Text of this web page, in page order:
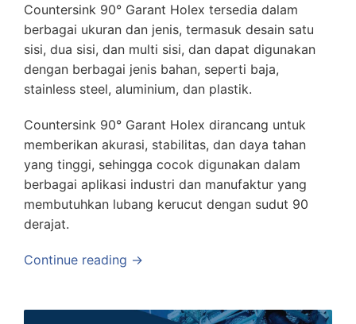
Countersink 90° Garant Holex tersedia dalam
berbagai ukuran dan jenis, termasuk desain satu
sisi, dua sisi, dan multi sisi, dan dapat digunakan
dengan berbagai jenis bahan, seperti baja,
stainless steel, aluminium, dan plastik.
Countersink 90° Garant Holex dirancang untuk
memberikan akurasi, stabilitas, dan daya tahan
yang tinggi, sehingga cocok digunakan dalam
berbagai aplikasi industri dan manufaktur yang
membutuhkan lubang kerucut dengan sudut 90
derajat.
Continue reading →